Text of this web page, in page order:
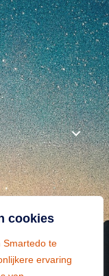
cookies
Smartedo te
ervaring